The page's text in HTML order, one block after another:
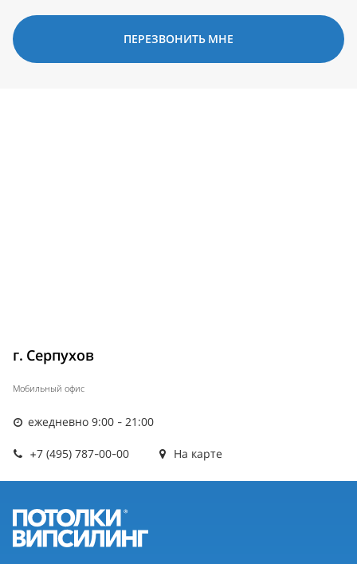
ПЕРЕЗВОНИТЬ МНЕ
г. Серпухов
Мобильный офис
ежедневно 9:00 - 21:00
+7 (495) 787-00-00 На карте